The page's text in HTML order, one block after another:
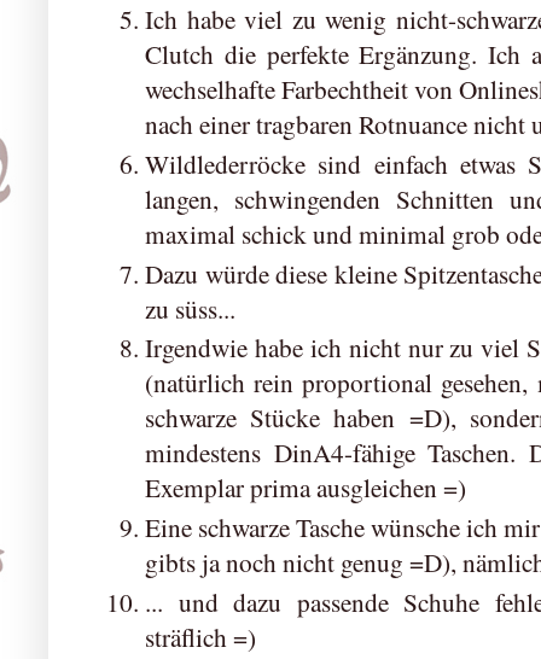
Ich habe viel zu wenig nicht-
Clutch die perfekte Ergänzung. Ich
wechselhafte Farbechtheit von
nach einer tragbaren Rotnuance
Wildlederröcke sind einfach etwas
langen, schwingenden Schnitten
maximal schick und minimal grob
Dazu würde diese kleine
zu süss...
Irgendwie habe ich nicht nur zu viel
(natürlich rein proportional gesehen,
schwarze Stücke haben =D),
mindestens DinA4-fähige Taschen.
Exemplar prima ausgleichen =)
Eine schwarze Tasche wünsche ich
gibts ja noch nicht genug =D),
... und dazu passende Schuhe
sträflich =)